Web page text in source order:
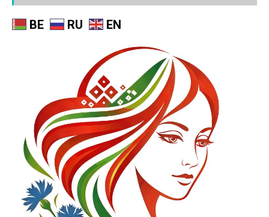
BE RU EN